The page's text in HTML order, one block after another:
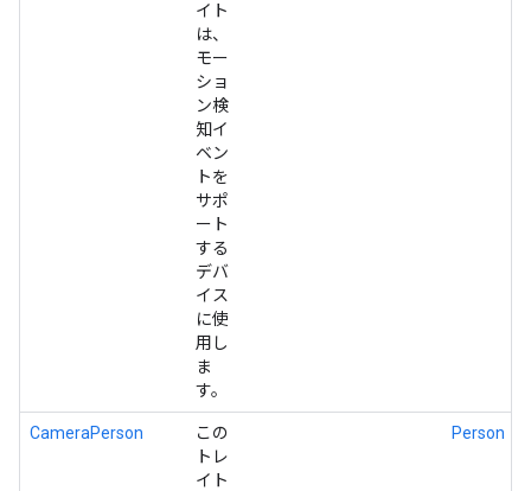
イト
は、
モー
ショ
ン検
知イ
ベン
トを
サポ
ート
する
デバ
イス
に使
用し
ま
す。
CameraPerson
この
トレ
イト
Person